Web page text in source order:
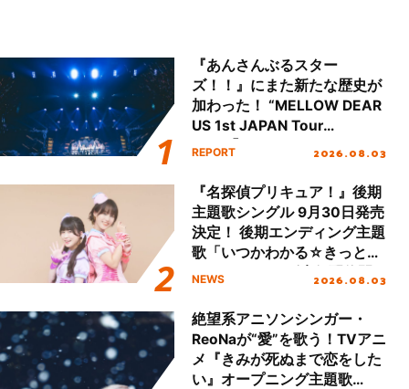
『あんさんぶるスター
ズ！！』にまた新たな歴史が
加わった！ “MELLOW DEAR
US 1st JAPAN Tour
Final「NICE to meet YOU
ート!!
REPORT 2026.08.03
『名探偵プリキュア！』後期
主題歌シングル 9月30日発売
決定！ 後期エンディング主題
歌「いつかわかる☆きっとあ
える」TVサイズ先行配信開
NEWS 2026.08.03
絶望系アニソンシンガー・
ReoNaが“愛”を歌う！TVアニ
メ『きみが死ぬまで恋をした
い』オープニング主題歌